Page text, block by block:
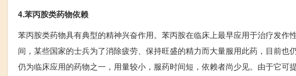
4.苯丙胺类药物依赖
苯丙胺类药物具有典型的精神兴奋作用。苯丙胺在临床上最早应用于治疗发作
间，某些国家的士兵为了消除疲劳、保持旺盛的精力而大量服用此药，目前
仍为临床应用的药物之一，用量较小，服药时间短，依赖者尚少见。由于它可